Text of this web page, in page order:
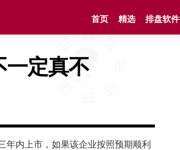
首页 精选 排盘软件
一定真不
年内上市，如果该企业按照预期顺利